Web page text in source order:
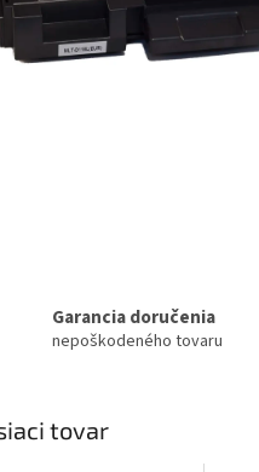
Garancia doručenia
nepoškodeného tovaru
tovar